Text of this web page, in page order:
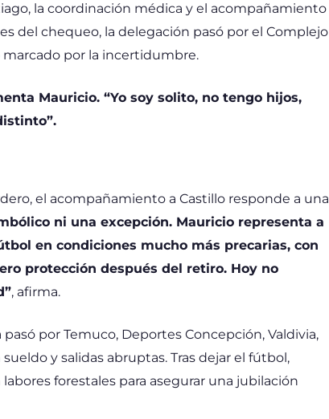
la coordinación médica y el acompañamiento
del chequeo, la delegación pasó por el Complejo
por la incertidumbre.
Mauricio. “Yo soy solito, no tengo hijos,
el acompañamiento a Castillo responde a una
ni una excepción. Mauricio representa a
en condiciones mucho más precarias, con
protección después del retiro. Hoy no
, afirma.
por Temuco, Deportes Concepción, Valdivia,
y salidas abruptas. Tras dejar el fútbol,
forestales para asegurar una jubilación